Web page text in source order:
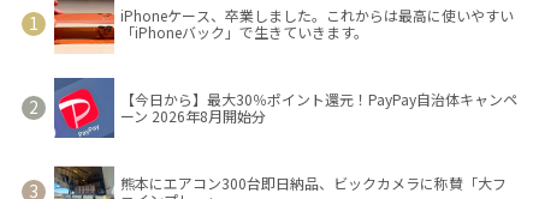
iPhoneケース、卒業しました。これからは最高に使いやすい
「iPhoneバック」で生きていきます。
【今日から】最大30％ポイント還元！PayPay自治体キャンペ
ーン 2026年8月開始分
熊本にエアコン300台即日納品、ビックカメラに称賛「大フ